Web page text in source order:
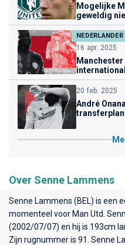
Mogelijke
geweldig
16 apr. 2025
20 feb. 2025
André
Over Senne Lammens
Senne Lammens (BEL) is een
momenteel voor Man Utd .
(2002/07/07) en hij is 193cm
Zijn rugnummer is 91. Senne